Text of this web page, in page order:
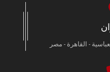
- القاهرة - مصر